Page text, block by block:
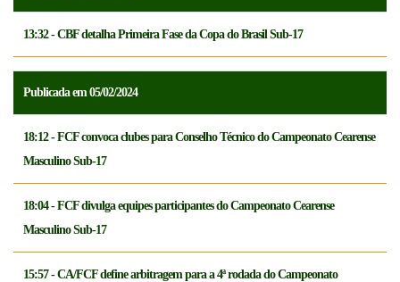
13:32 - CBF detalha Primeira Fase da Copa do Brasil Sub-17
Publicada em 05/02/2024
18:12 - FCF convoca clubes para Conselho Técnico do Campeonato Cearense
Masculino Sub-17
18:04 - FCF divulga equipes participantes do Campeonato Cearense
Masculino Sub-17
15:57 - CA/FCF define arbitragem para a 4ª rodada do Campeonato